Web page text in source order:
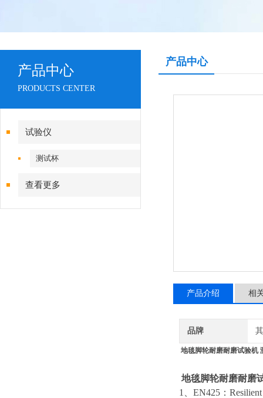
产品中心
PRODUCTS CENTER
试验仪
测试杯
查看更多
产品中心
产品介绍 相
品牌
地毯脚轮耐磨耐磨试验机
地毯脚轮耐磨耐磨
1
EN425 ：